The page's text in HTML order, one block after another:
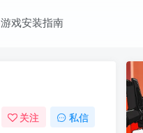
游戏安装指南
关注 私信